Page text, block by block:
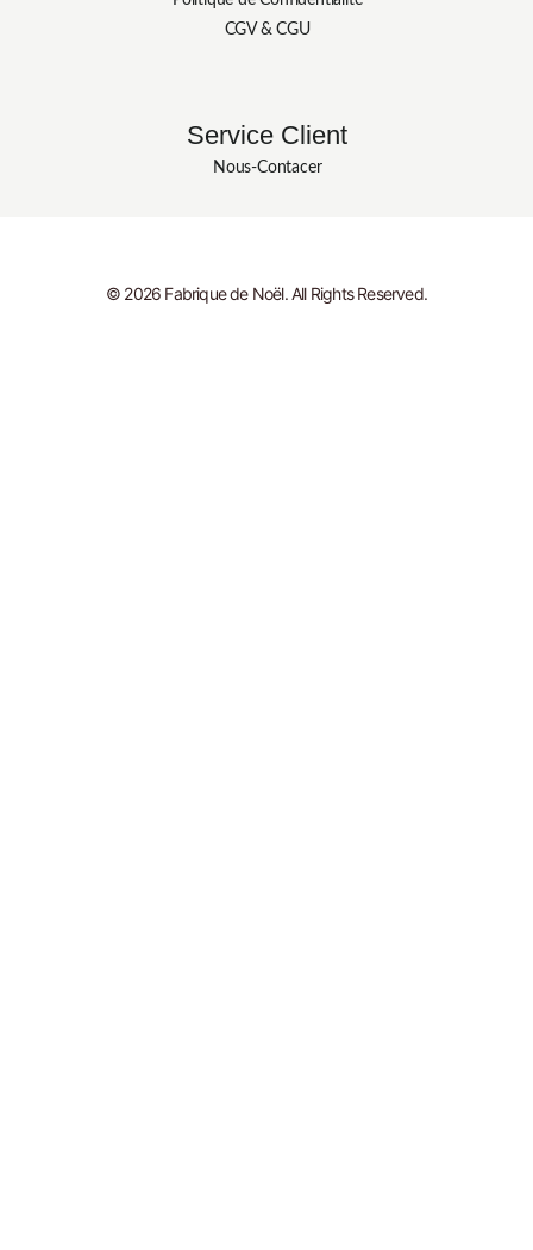
CGV & CGU
Service Client
Nous-Contacer
© 2026 Fabrique de Noël. All Rights Reserved.